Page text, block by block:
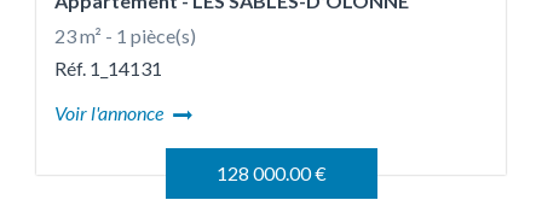
23 m² - 1 pièce(s)
Réf. 1_14131
Voir l'annonce
128 000.00 €